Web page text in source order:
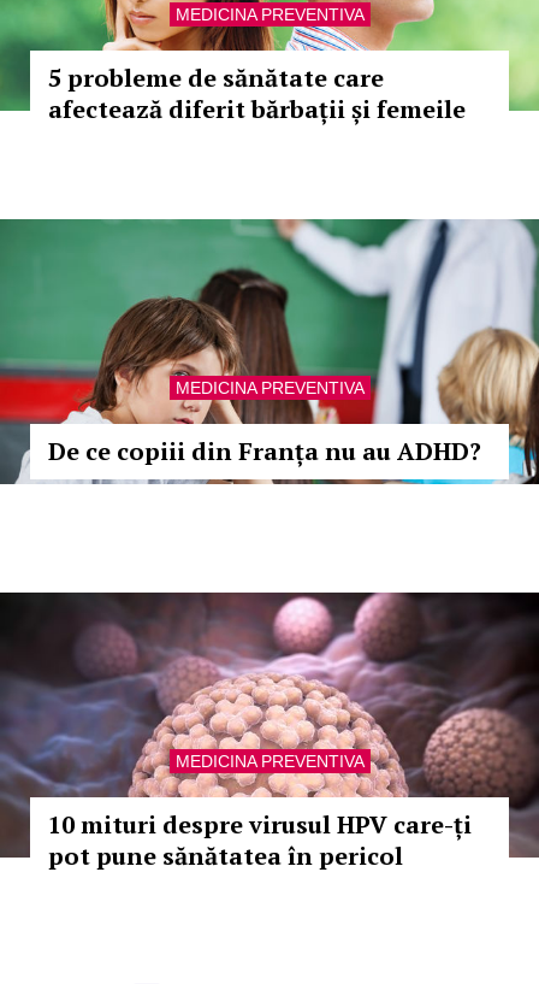
MEDICINA PREVENTIVA
5 probleme de sănătate care
afectează diferit bărbații și femeile
MEDICINA PREVENTIVA
De ce copiii din Franța nu au ADHD?
MEDICINA PREVENTIVA
10 mituri despre virusul HPV care-ți
pot pune sănătatea în pericol